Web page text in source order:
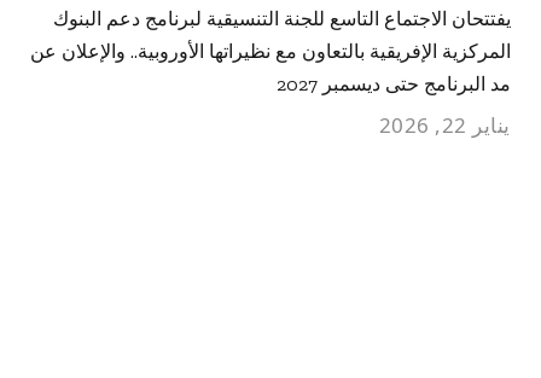
يفتتحان الاجتماع التاسع للجنة التنسيقية لبرنامج دعم البنوك
المركزية الإفريقية بالتعاون مع نظيراتها الأوروبية.. والإعلان عن
مد البرنامج حتى ديسمبر 2027
يناير 22, 2026